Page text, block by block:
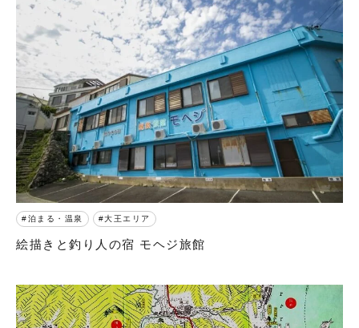
泊まる・温泉 大王エリア
絵描きと釣り人の宿 モヘジ旅館